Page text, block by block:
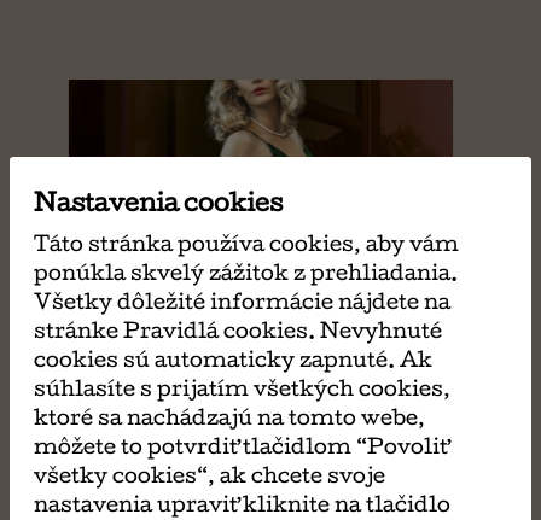
Nastavenia cookies
Táto stránka používa cookies, aby vám
ponúkla skvelý zážitok z prehliadania.
Všetky dôležité informácie nájdete na
stránke Pravidlá cookies. Nevyhnuté
cookies sú automaticky zapnuté. Ak
súhlasíte s prijatím všetkých cookies,
ktoré sa nachádzajú na tomto webe,
môžete to potvrdiť tlačidlom “Povoliť
všetky cookies“, ak chcete svoje
nastavenia upraviť kliknite na tlačidlo